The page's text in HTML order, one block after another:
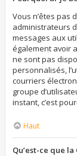
Vous n’êtes pas
administrateurs
messages aux
également avoir
ne sont pas
personnalisés,
courriers
groupe
instant, c’est
Haut
Qu’est-ce que la